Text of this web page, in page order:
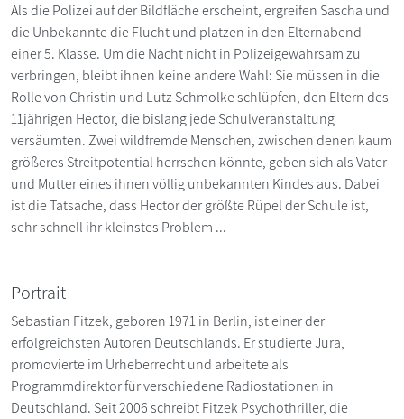
Als die Polizei auf der Bildfläche erscheint, ergreifen Sascha und
die Unbekannte die Flucht und platzen in den Elternabend
einer 5. Klasse. Um die Nacht nicht in Polizeigewahrsam zu
verbringen, bleibt ihnen keine andere Wahl: Sie müssen in die
Rolle von Christin und Lutz Schmolke schlüpfen, den Eltern des
11jährigen Hector, die bislang jede Schulveranstaltung
versäumten. Zwei wildfremde Menschen, zwischen denen kaum
größeres Streitpotential herrschen könnte, geben sich als Vater
und Mutter eines ihnen völlig unbekannten Kindes aus. Dabei
ist die Tatsache, dass Hector der größte Rüpel der Schule ist,
sehr schnell ihr kleinstes Problem ...
Portrait
Sebastian Fitzek, geboren 1971 in Berlin, ist einer der
erfolgreichsten Autoren Deutschlands. Er studierte Jura,
promovierte im Urheberrecht und arbeitete als
Programmdirektor für verschiedene Radiostationen in
Deutschland. Seit 2006 schreibt Fitzek Psychothriller, die